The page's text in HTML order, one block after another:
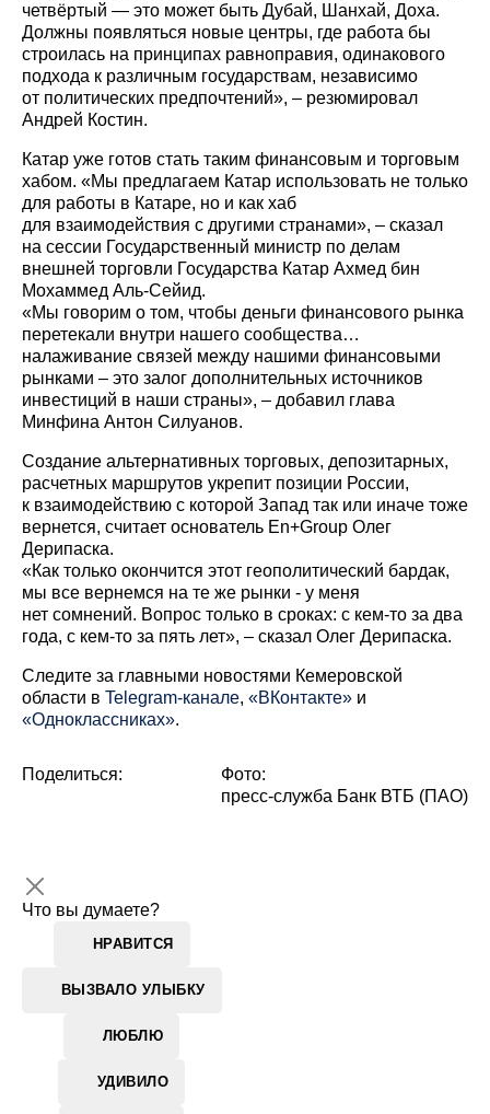
четвёртый — это может быть Дубай, Шанхай, Доха.
Должны появляться новые центры, где работа бы
строилась на принципах равноправия, одинакового
подхода к различным государствам, независимо
от политических предпочтений», – резюмировал
Андрей Костин.
Катар уже готов стать таким финансовым и торговым
хабом. «Мы предлагаем Катар использовать не только
для работы в Катаре, но и как хаб
для взаимодействия с другими странами», – сказал
на сессии Государственный министр по делам
внешней торговли Государства Катар Ахмед бин
Мохаммед Аль-Сейид.
«Мы говорим о том, чтобы деньги финансового рынка
перетекали внутри нашего сообщества…
налаживание связей между нашими финансовыми
рынками – это залог дополнительных источников
инвестиций в наши страны», – добавил глава
Минфина Антон Силуанов.
Создание альтернативных торговых, депозитарных,
расчетных маршрутов укрепит позиции России,
к взаимодействию с которой Запад так или иначе тоже
вернется, считает основатель En+Group Олег
Дерипаска.
«Как только окончится этот геополитический бардак,
мы все вернемся на те же рынки - у меня
нет сомнений. Вопрос только в сроках: с кем-то за два
года, с кем-то за пять лет», – сказал Олег Дерипаска.
Cледите за главными новостями Кемеровской
области в Telegram-канале, «ВКонтакте» и
«Одноклассниках».
Что вы думаете?
НРАВИТСЯ
ВЫЗВАЛО УЛЫБКУ
ЛЮБЛЮ
УДИВИЛО
Поделиться:
Фото:
пресс-служба Банк ВТБ (ПАО)